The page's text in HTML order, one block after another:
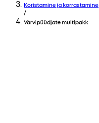
Koristamine ja korrastamine
/
Värvipüüdjate multipakk